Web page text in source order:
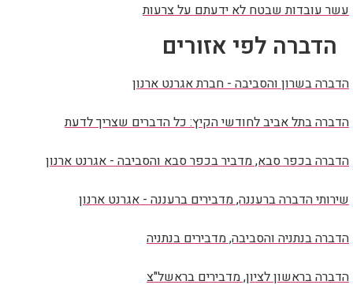
עשר עובדות שבטח לא ידעתם על צרעות
הדברה לפי אזורים
הדברה בשרון והסביבה - חברת אגרנט ארנון
הדברה בתל אביב לחודשי הקיץ: כל הדברים שצריך לדעת
הדברה בכפר סבא, מדביר בכפר סבא והסביבה - אגרנט ארנון
שירותי הדברה ברעננה, מדבירים ברעננה - אגרנט ארנון
הדברה בנתניה והסביבה, מדבירים בנתניה
הדברה בראשון לציון, מדבירים בראשל"צ